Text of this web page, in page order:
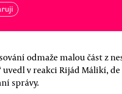
odmaže malou část z
uvedl v reakci Rijád Málikí,
správy.